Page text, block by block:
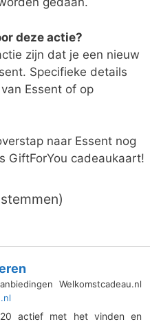
deze actie?
zijn dat je een nieuw
Specifieke details
Essent of op
naar Essent nog
GiftForYou cadeaukaart!
Welkomstcadeau.nl
actief met het vinden en